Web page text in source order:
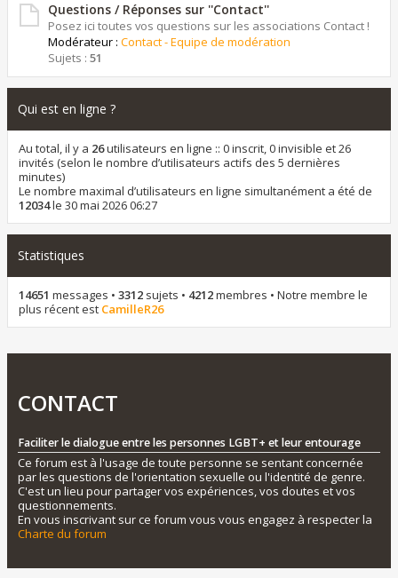
Questions / Réponses sur ''Contact''
Posez ici toutes vos questions sur les associations Contact !
Modérateur : Contact - Equipe de modération
Sujets : 51
Qui est en ligne ?
Au total, il y a 26utilisateurs en ligne :: 0 inscrit, 0 invisible et 26
invités (selon le nombre d’utilisateurs actifs des 5 dernières
minutes)
Le nombre maximal d’utilisateurs en ligne simultanément a été de
12034le 30 mai 2026 06:27
Statistiques
14651 messages • 3312 sujets • 4212membres • Notre membre le
plus récent est CamilleR26
CONTACT
Faciliter le dialogue entre les personnes LGBT+ et leur entourage
Ce forum est à l'usage de toute personne se sentant concernée
par les questions de l'orientation sexuelle ou l'identité de genre.
C'est un lieu pour partager vos expériences, vos doutes et vos
questionnements.
En vous inscrivant sur ce forum vous vous engagez à respecter la
Charte du forum